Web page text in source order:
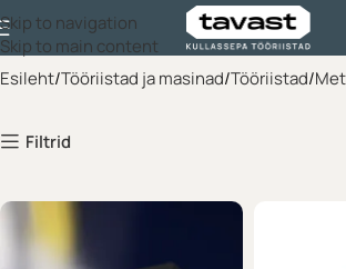
Skip to navigation
Skip to main content
Esileht Tööriistad ja masinad Tööriistad
Filtrid